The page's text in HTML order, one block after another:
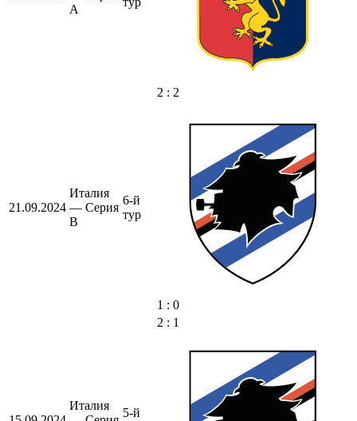
А
2 : 2
21.09.2024
Италия
— Серия
B
6-й
тур
1 : 0
Италия
5-й
2 : 1